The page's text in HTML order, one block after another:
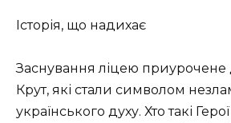
Історія, що надихає
Заснування ліцею приурочене
Крут, які стали символом
українського духу. Хто такі